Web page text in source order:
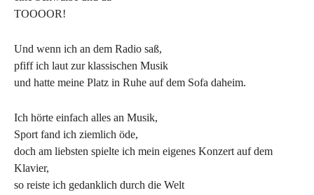
TOOOOR!
Und wenn ich an dem Radio saß,
pfiff ich laut zur klassischen Musik
und hatte meine Platz in Ruhe auf dem Sofa daheim.
Ich hörte einfach alles an Musik,
Sport fand ich ziemlich öde,
doch am liebsten spielte ich mein eigenes Konzert auf dem
Klavier,
so reiste ich gedanklich durch die Welt